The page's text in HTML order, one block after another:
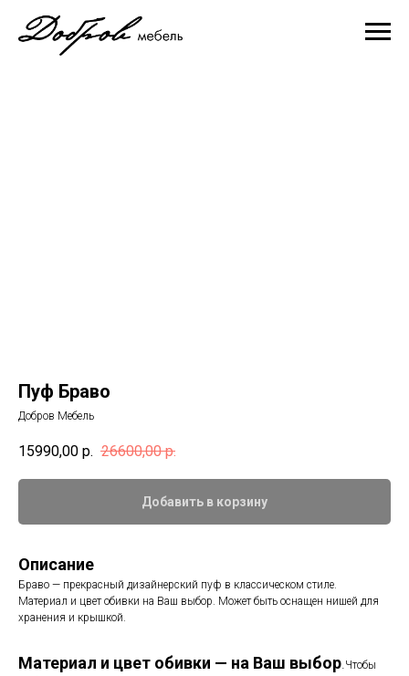
Пуф Браво
Добров Мебель
15990,00 р. 26600,00 р.
Добавить в корзину
Описание
Браво — прекрасный дизайнерский пуф в классическом стиле.
Материал и цвет обивки на Ваш выбор. Может быть оснащен нишей для
хранения и крышкой.
Материал и цвет обивки — на Ваш выбор.Чтобы